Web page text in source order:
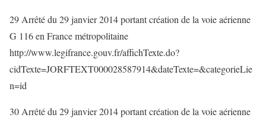
29 Arrêté du 29 janvier 2014 portant création de la voie aérienne
G 116 en France métropolitaine
http://www.legifrance.gouv.fr/affichTexte.do?
cidTexte=JORFTEXT000028587914&dateTexte=&categorieLie
n=id
30 Arrêté du 29 janvier 2014 portant création de la voie aérienne